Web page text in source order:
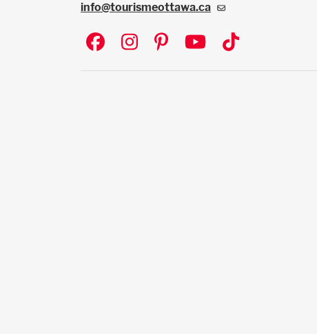
info@tourismeottawa.ca
Social